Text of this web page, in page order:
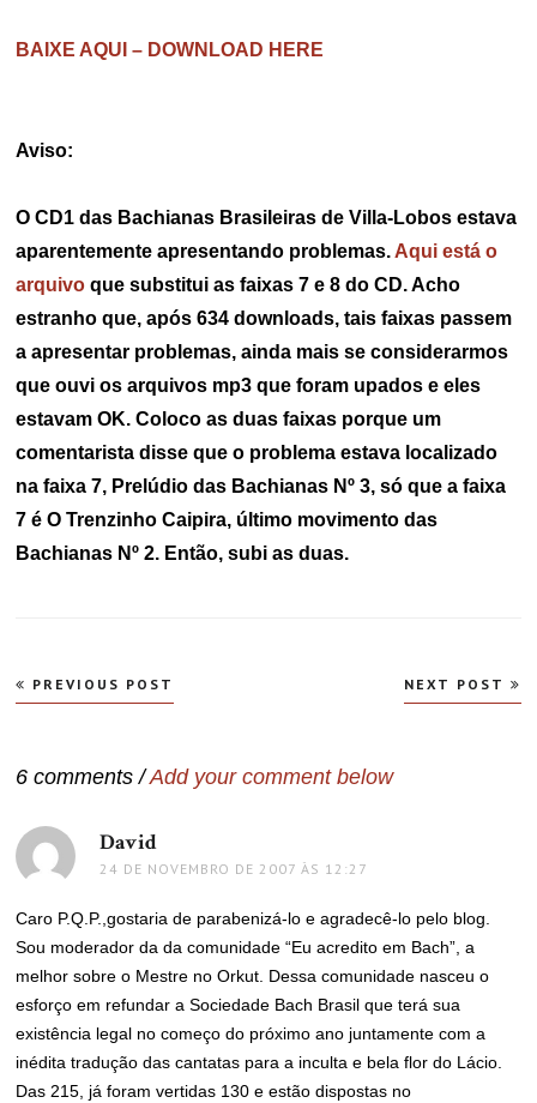
BAIXE AQUI – DOWNLOAD HERE
Aviso:
O CD1 das Bachianas Brasileiras de Villa-Lobos estava
aparentemente apresentando problemas. Aqui está o
arquivo que substitui as faixas 7 e 8 do CD. Acho
estranho que, após 634 downloads, tais faixas passem
a apresentar problemas, ainda mais se considerarmos
que ouvi os arquivos mp3 que foram upados e eles
estavam OK. Coloco as duas faixas porque um
comentarista disse que o problema estava localizado
na faixa 7, Prelúdio das Bachianas Nº 3, só que a faixa
7 é O Trenzinho Caipira, último movimento das
Bachianas Nº 2. Então, subi as duas.
Navegação
de
PREVIOUS POST NEXT POST
6 comments /Add your comment below
David
24 DE NOVEMBRO DE 2007 ÀS 12:27
Caro P.Q.P.,gostaria de parabenizá-lo e agradecê-lo pelo blog.
Sou moderador da da comunidade “Eu acredito em Bach”, a
melhor sobre o Mestre no Orkut. Dessa comunidade nasceu o
esforço em refundar a Sociedade Bach Brasil que terá sua
existência legal no começo do próximo ano juntamente com a
inédita tradução das cantatas para a inculta e bela flor do Lácio.
Das 215, já foram vertidas 130 e estão dispostas no